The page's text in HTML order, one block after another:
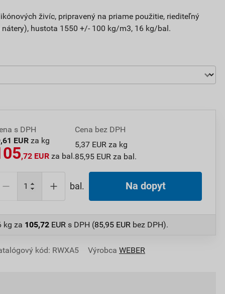
živíc, pripravený na priame použitie, riediteľný
hustota 1550 +/- 100 kg/m3, 16 kg/bal.
s DPH
,61 EUR za kg
,72 EUR za bal.
Cena bez DPH
5,37 EUR za kg
85,95 EUR za bal.
bal. Na dopyt
kg za 105,72 EUR s DPH (85,95 EUR bez DPH).
kód: RWXA5 Výrobca WEBER